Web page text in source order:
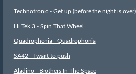
Technotronic - Get up (before the night is over)
Hi Tek 3 - Spin That Wheel
Quadrophonia - Quadrophonia
SA42 - I want to push
Aladino - Brothers In The Space